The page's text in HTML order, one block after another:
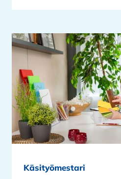
Käsityömestari